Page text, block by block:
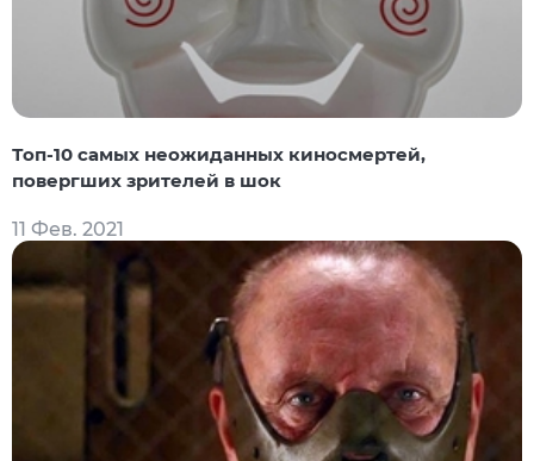
Топ-10 самых неожиданных киносмертей,
повергших зрителей в шок
11 Фев. 2021